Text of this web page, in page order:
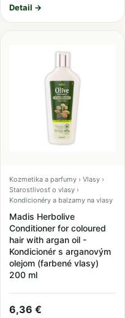
Detail →
Kozmetika a parfumy › Vlasy ›
Starostlivosť o vlasy ›
Kondicionéry a balzamy na vlasy
Madis Herbolive
Conditioner for coloured
hair with argan oil -
Kondicionér s arganovým
olejom (farbené vlasy)
200 ml
6,36 €